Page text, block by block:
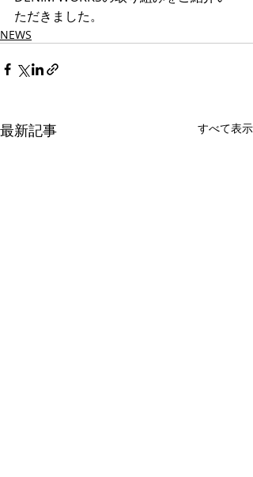
ただきました。
NEWS
最新記事 すべて表示